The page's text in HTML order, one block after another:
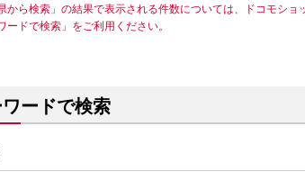
から検索」の結果で表示される件数については、ドコモシ
ードで検索」をご利用ください。
ードで検索